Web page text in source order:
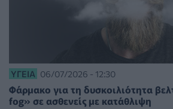
ΥΓΕΊΑ 06/07/2026 - 12:30
Φάρμακο για τη δυσκοιλιότητα
fog» σε ασθενείς με κατάθλιψη